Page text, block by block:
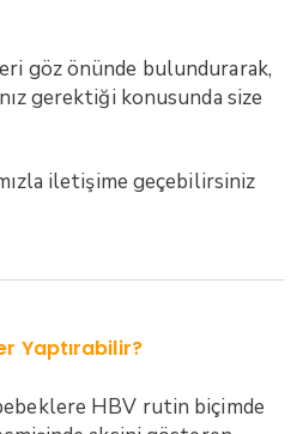
göz önünde bulundurarak,
gerektiği konusunda size
iletişime geçebilirsiniz
Yaptırabilir?
HBV rutin biçimde